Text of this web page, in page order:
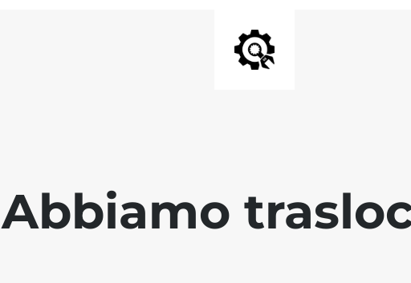
Abbiamo